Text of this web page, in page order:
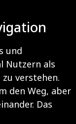
und
Nutzern als
zu verstehen.
den Weg, aber
Das